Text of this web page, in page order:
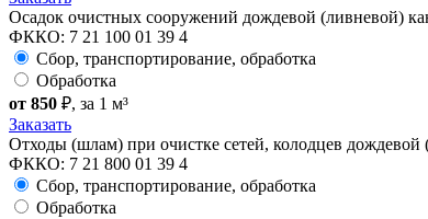
Осадок очистных сооружений дождевой (ливневой)
ФККО: 7 21 100 01 39 4
Сбор, транспортирование, обработка
Обработка
от 850 ₽, за 1 м³
Заказать
Отходы (шлам) при очистке сетей, колодцев дождевой
ФККО: 7 21 800 01 39 4
Сбор, транспортирование, обработка
Обработка